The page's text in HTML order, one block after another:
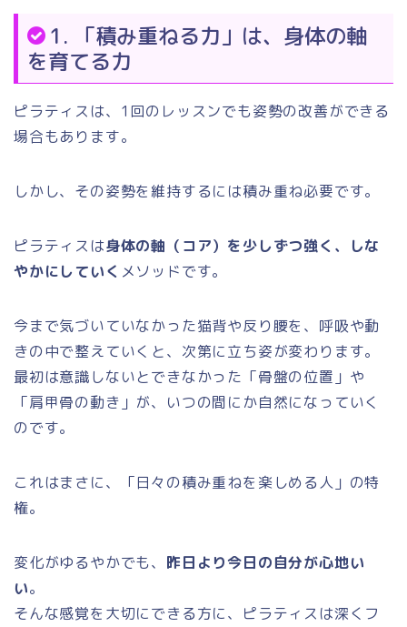
1. 「積み重ねる力」は、身体の軸
を育てる力
ピラティスは、1回のレッスンでも姿勢の改善ができる
場合もあります。
しかし、その姿勢を維持するには積み重ね必要です。
ピラティスは身体の軸（コア）を少しずつ強く、しな
やかにしていく メソッドです。
今まで気づいていなかった猫背や反り腰を、呼吸や動
きの中で整えていくと、次第に立ち姿が変わります。
最初は意識しないとできなかった「骨盤の位置」や
「肩甲骨の動き」が、いつの間にか自然になっていく
のです。
これはまさに、「日々の積み重ねを楽しめる人」の特
権。
変化がゆるやかでも、 昨日より今日の自分が心地い
い。
そんな感覚を大切にできる方に、ピラティスは深くフ